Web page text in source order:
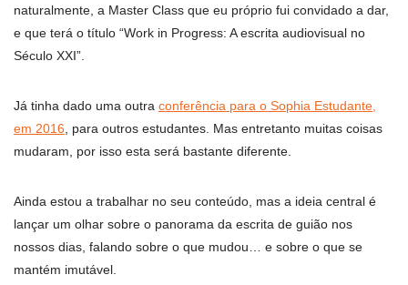
naturalmente, a Master Class que eu próprio fui convidado a dar,
e que terá o título “Work in Progress: A escrita audiovisual no
Século XXI”.
Já tinha dado uma outra conferência para o Sophia Estudante,
em 2016 , para outros estudantes. Mas entretanto muitas coisas
mudaram, por isso esta será bastante diferente.
Ainda estou a trabalhar no seu conteúdo, mas a ideia central é
lançar um olhar sobre o panorama da escrita de guião nos
nossos dias, falando sobre o que mudou… e sobre o que se
mantém imutável.